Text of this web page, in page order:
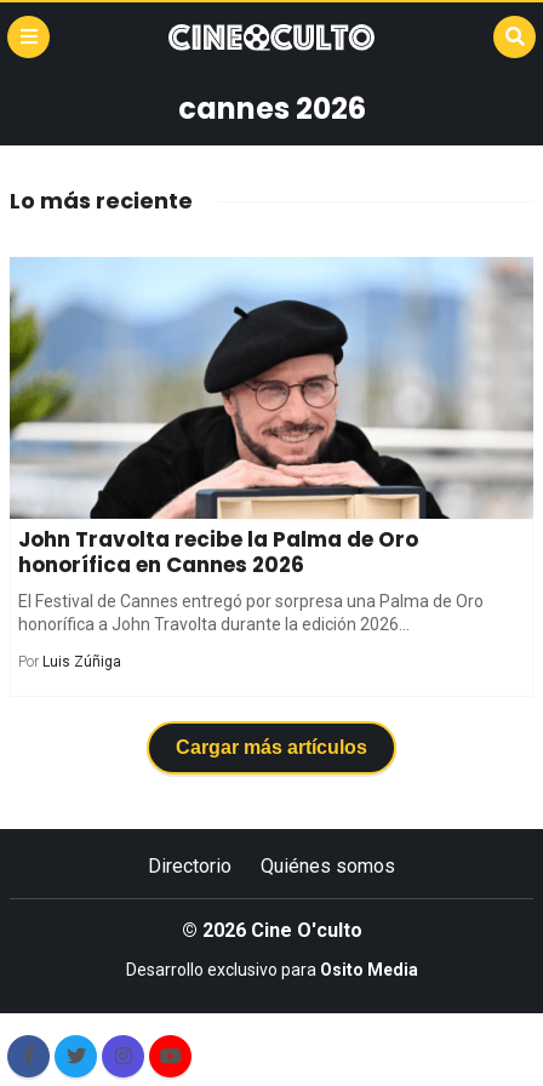
cannes 2026
Lo más reciente
John Travolta recibe la Palma de Oro
honorífica en Cannes 2026
El Festival de Cannes entregó por sorpresa una Palma de Oro
honorífica a John Travolta durante la edición 2026...
Por Luis Zúñiga
Cargar más artículos
Directorio Quiénes somos
© 2026 Cine O'culto
Desarrollo exclusivo para Osito Media